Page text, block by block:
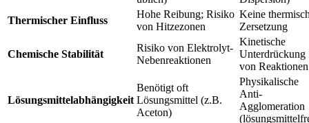
Thermischer Einfluss
Hohe Reibung; Risiko
von Hitzezonen
Keine
Zersetzung
Chemische Stabilität
Risiko von Elektrolyt-
Nebenreaktionen
Kinetische
Unterdrückung
von Reaktionen
Lösungsmittelabhängigkeit
Benötigt oft
Lösungsmittel (z.B.
Aceton)
Physikalische
Anti-
Agglomeration